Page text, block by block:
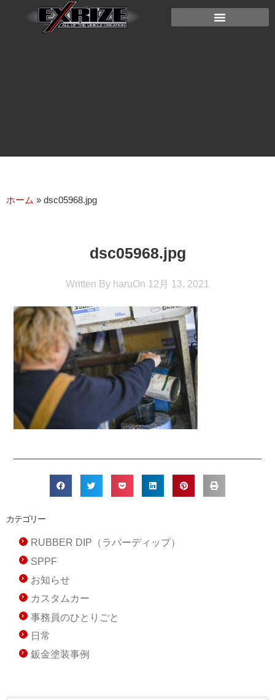
ホーム » dsc05968.jpg
dsc05968.jpg
Written By haruOn 12月 13, 2021
カテゴリー
RUBBER DIP（ラバーディップ）
SPPF
お知らせ
カスタムカー
事務員のひとりごと
日常
鈑金塗装事例